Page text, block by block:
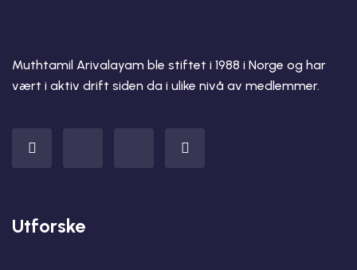
Muthtamil Arivalayam ble stiftet i 1988 i Norge og har
vært i aktiv drift siden da i ulike nivå av medlemmer.
Utforske